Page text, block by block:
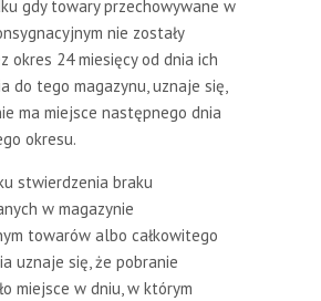
gdy towary przechowywane w
nie zostały
okres 24 miesięcy od dnia ich
do tego magazynu, uznaje się,
ma miejsce następnego dnia
okresu.
stwierdzenia braku
w magazynie
towarów albo całkowitego
uznaje się, że pobranie
miejsce w dniu, w którym